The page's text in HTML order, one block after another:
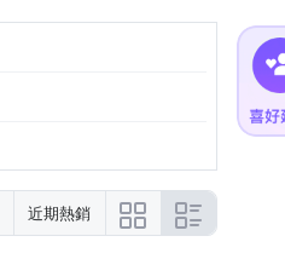
近期熱銷